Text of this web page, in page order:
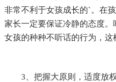
非常不利于女孩成长的`。在
家长一定要保证冷静的态度
女孩的种种不听话的行为，这
3、把握大原则，适度放权